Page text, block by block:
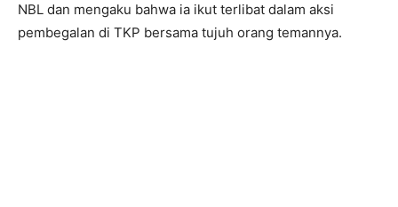
NBL dan mengaku bahwa ia ikut terlibat dalam aksi
pembegalan di TKP bersama tujuh orang temannya.